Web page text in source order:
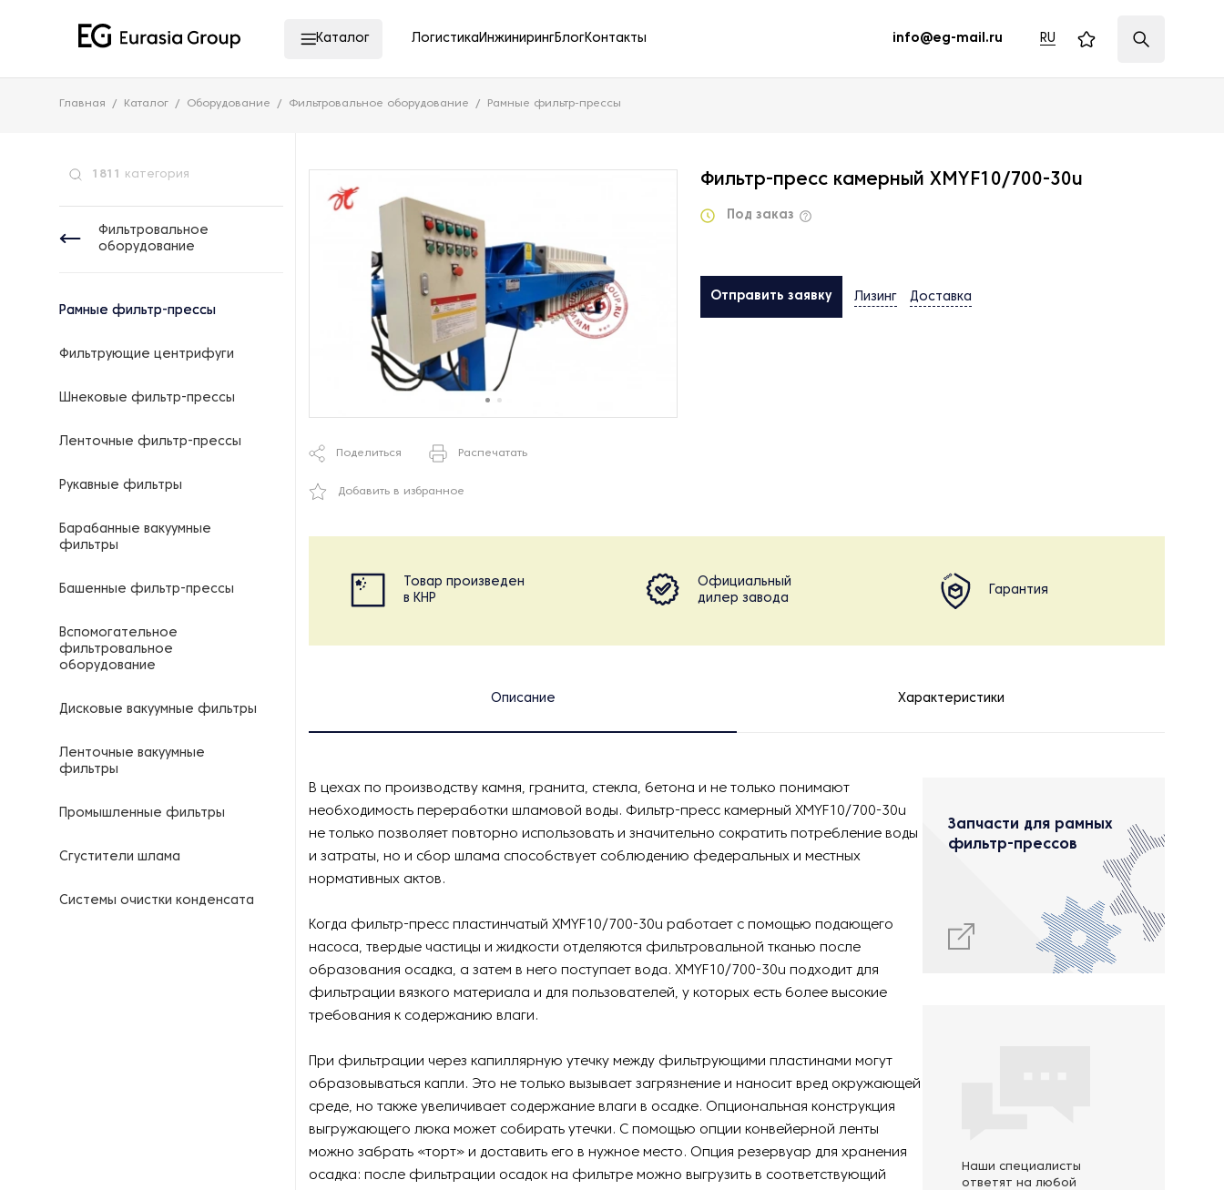
Каталог Логистика ИнжинирингБлогКонтакты info@eg-mail.ru RU
Главная Каталог Оборудование Фильтровальное оборудование Рамные фильтр-прессы
1811 категория
Фильтровальное
оборудование
Рамные фильтр-прессы
Фильтрующие центрифуги
Шнековые фильтр-прессы
Ленточные фильтр-прессы
Рукавные фильтры
Барабанные вакуумные
фильтры
Башенные фильтр-прессы
Вспомогательное
фильтровальное
оборудование
Дисковые вакуумные фильтры
Ленточные вакуумные
фильтры
Промышленные фильтры
Сгустители шлама
Системы очистки конденсата
Поделиться Распечатать
Добавить в избранное
Фильтр-пресс камерный XMYF10/700-30u
Под заказ
Отправить заявку Лизинг Доставка
Товар произведен
в КНР
Официальный
дилер завода
Гарантия
Описание Характеристики
В цехах по производству камня, гранита, стекла, бетона и не только понимают
необходимость переработки шламовой воды. Фильтр-пресс камерный XMYF10/700-30u
не только позволяет повторно использовать и значительно сократить потребление воды
и затраты, но и сбор шлама способствует соблюдению федеральных и местных
нормативных актов.
Когда фильтр-пресс пластинчатый XMYF10/700-30u работает с помощью подающего
насоса, твердые частицы и жидкости отделяются фильтровальной тканью после
образования осадка, а затем в него поступает вода. XMYF10/700-30u подходит для
фильтрации вязкого материала и для пользователей, у которых есть более высокие
требования к содержанию влаги.
При фильтрации через капиллярную утечку между фильтрующими пластинами могут
образовываться капли. Это не только вызывает загрязнение и наносит вред окружающей
среде, но также увеличивает содержание влаги в осадке. Опциональная конструкция
выгружающего люка может собирать утечки. С помощью опции конвейерной ленты
можно забрать «торт» и доставить его в нужное место. Опция резервуар для хранения
осадка: после фильтрации осадок на фильтре можно выгрузить в соответствующий
Запчасти для рамных
фильтр-прессов
Наши специалисты
ответят на любой